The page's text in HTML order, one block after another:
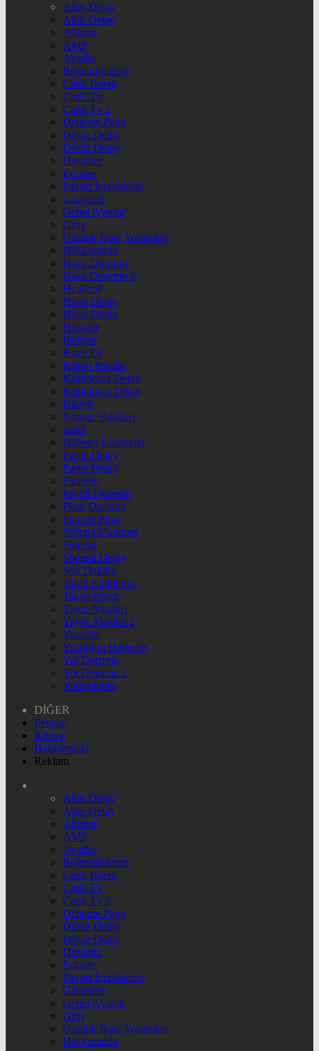
Altın Detay
Altın Detay
Altınlar
AMP
Ayarlar
Beğendiklerim
Canlı Borsa
Canlı Tv
Canlı Tv 2
Deneme Page
Döviz Detay
Döviz Detay
Dövizler
Eczane
Favori İçeriklerim
Gazeteler
Genel Ayarlar
Giriş
Günlük Burç Yorumları
Hakkımızda
Hava Durumu
Hava Durumu 2
Header4
Hisse Detay
Hisse Detay
Hisseler
İletişim
Kayıt Ol
Kripto Paralar
Kriptopara Detay
Kriptopara Detay
Künye
Namaz Vakitleri
nnbil
Nöbetçi Eczaneler
Parite Detay
Parite Detay
Pariteler
Profili Düzenle
Puan Durumu
Sample Page
Şifremi Unuttum
Sinema
Sinema Detay
Son Dakika
Takip Ettiklerim
Takipçilerim
Yayın Akışları
Yayın Akışları 2
Yazarlar
Yazdığım Haberler
Yol Durumu
Yol Durumu 2
Yorumlarım
DİĞER
İletişim
Künye
Hakkımızda
Reklam
Altın Detay
Altın Detay
Altınlar
AMP
Ayarlar
Beğendiklerim
Canlı Borsa
Canlı Tv
Canlı Tv 2
Deneme Page
Döviz Detay
Döviz Detay
Dövizler
Eczane
Favori İçeriklerim
Gazeteler
Genel Ayarlar
Giriş
Günlük Burç Yorumları
Hakkımızda